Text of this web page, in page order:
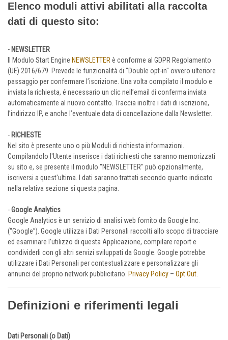
Elenco moduli attivi abilitati alla raccolta
dati di questo sito:
- NEWSLETTER
Il Modulo Start Engine NEWSLETTER è conforme al GDPR Regolamento
(UE) 2016/679. Prevede le funzionalità di "Double opt-in" ovvero ulteriore
passaggio per confermare l’iscrizione. Una volta compilato il modulo e
inviata la richiesta, é necessario un clic nell’email di conferma inviata
automaticamente al nuovo contatto. Traccia inoltre i dati di iscrizione,
l’indirizzo IP, e anche l’eventuale data di cancellazione dalla Newsletter.
- RICHIESTE
Nel sito è presente uno o più Moduli di richiesta informazioni.
Compilandolo l'Utente inserisce i dati richiesti che saranno memorizzati
su sito e, se presente il modulo "NEWSLETTER" può opzionalmente,
iscriversi a quest'ultima. I dati saranno trattati secondo quanto indicato
nella relativa sezione si questa pagina.
-Google Analytics
Google Analytics è un servizio di analisi web fornito da Google Inc.
(“Google”). Google utilizza i Dati Personali raccolti allo scopo di tracciare
ed esaminare l’utilizzo di questa Applicazione, compilare report e
condividerli con gli altri servizi sviluppati da Google. Google potrebbe
utilizzare i Dati Personali per contestualizzare e personalizzare gli
annunci del proprio network pubblicitario. Privacy Policy – Opt Out
Definizioni e riferimenti legali
Dati Personali (o Dati)